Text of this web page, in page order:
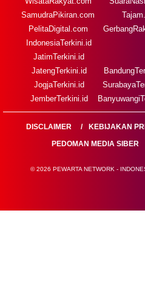
SamudraPikiran.com
PelitaDigital.com
IndonesiaTerkini.id
JatimTerkini.id
JatengTerkini.id
JogjaTerkini.id
JemberTerkini.id
DISCLAIMER KEBIJAKAN
PEDOMAN MEDIA SIBER
© 2026 PEWARTA NETWORK -